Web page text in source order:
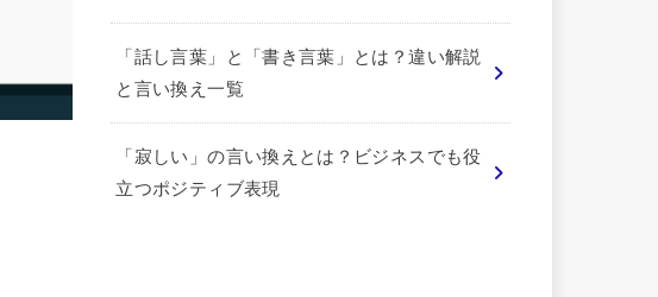
「話し言葉」と「書き言葉」とは？違い解説
と言い換え一覧
「寂しい」の言い換えとは？ビジネスでも役
立つポジティブ表現